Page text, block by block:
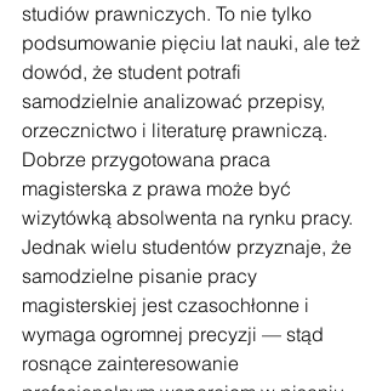
studiów prawniczych. To nie tylko
podsumowanie pięciu lat nauki, ale też
dowód, że student potrafi
samodzielnie analizować przepisy,
orzecznictwo i literaturę prawniczą.
Dobrze przygotowana praca
magisterska z prawa może być
wizytówką absolwenta na rynku pracy.
Jednak wielu studentów przyznaje, że
samodzielne pisanie pracy
magisterskiej jest czasochłonne i
wymaga ogromnej precyzji — stąd
rosnące zainteresowanie